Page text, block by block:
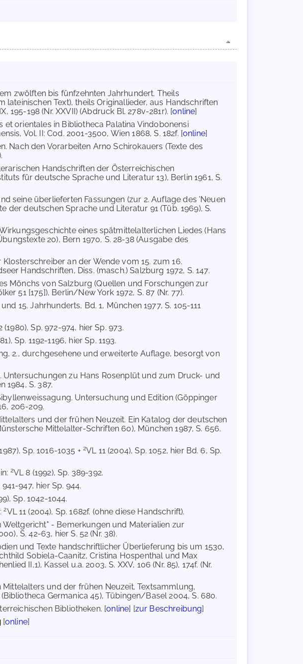
zwölften bis fünfzehnten Jahrhundert. Theils
Text), theils Originallieder, aus Handschriften
195-198 (Nr. XXVII) (Abdruck Bl. 278v-281r). [online]
orientales in Bibliotheca Palatina Vindobonensi
Vol. II: Cod. 2001-3500, Wien 1868, S. 182f. [online]
Nach den Vorarbeiten Arno Schirokauers (Texte des
Handschriften der Österreichischen
für deutsche Sprache und Literatur 13), Berlin 1961, S.
seine überlieferten Fassungen (zur 2. Auflage des 'Neuen
der deutschen Sprache und Literatur 91 (Tüb. 1969), S.
eines spätmittelalterlichen Liedes (Hans
20), Bern 1970, S. 28-38 (Ausgabe des
Klosterschreiber an der Wende vom 15. zum 16.
Handschriften, Diss. (masch.) Salzburg 1972, S. 147.
Mönchs von Salzburg (Quellen und Forschungen zur
51 [175]), Berlin/New York 1972, S. 87 (Nr. 77).
15. Jahrhunderts, Bd. 1, München 1977, S. 105-111
(1980), Sp. 972-974, hier Sp. 973.
Sp. 1192-1196, hier Sp. 1193.
2., durchgesehene und erweiterte Auflage, besorgt von
zu Hans Rosenplüt und zum Druck- und
1984, S. 387.
Untersuchung und Edition (Göppinger
206-209.
und der frühen Neuzeit. Ein Katalog der deutschen
Mittelalter-Schriften 60), München 1987, S. 656.
Sp. 1016-1035 +2VL 11 (2004), Sp. 1052, hier Bd. 6, Sp.
2VL 8 (1992), Sp. 389-392.
941-947, hier Sp. 944.
Sp. 1042-1044.
2VL 11 (2004), Sp. 1682f. (ohne diese Handschrift).
- Bemerkungen und Materialien zur
S. 42-63, hier S. 52 (Nr. 38).
und Texte handschriftlicher Überlieferung bis um 1530,
Sobiela-Caanitz, Cristina Hospenthal und Max
II,1), Kassel u.a. 2003, S. XXV, 106 (Nr. 85), 174f. (Nr.
Mittelalters und der frühen Neuzeit. Textsammlung,
Germanica 45), Tübingen/Basel 2004, S. 680.
Bibliotheken. [online] [zur Beschreibung]
[online]